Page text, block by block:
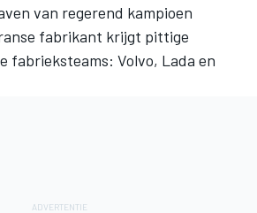
van regerend kampioen
fabrikant krijgt pittige
fabrieksteams: Volvo, Lada en